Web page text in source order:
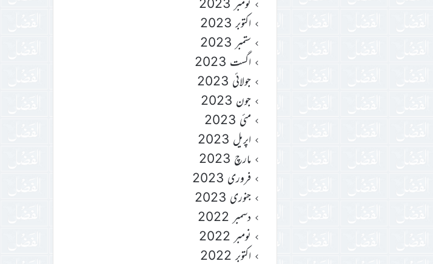
نومبر 2023
اکتوبر 2023
ستمبر 2023
اگست 2023
جولائی 2023
جون 2023
مئی 2023
اپریل 2023
مارچ 2023
فروری 2023
جنوری 2023
دسمبر 2022
نومبر 2022
اکتوبر 2022